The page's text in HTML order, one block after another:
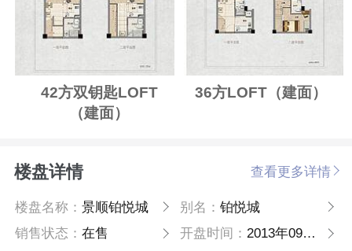
42方双钥匙LOFT
（建面）
36方LOFT（建面）
楼盘详情 查看更多详情
楼盘名称：景顺铂悦城 别名： 铂悦城
销售状态：在售 开盘时间： 2013年09月07日